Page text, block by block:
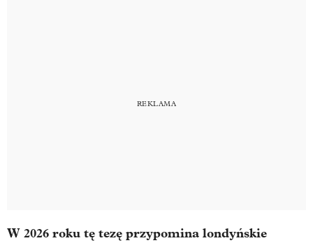
W 2026 roku tę tezę przypomina londyńskie